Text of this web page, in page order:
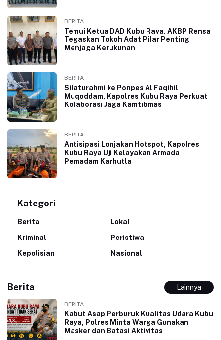
BERITA
Temui Ketua DAD Kubu Raya, AKBP Rensa
Tegaskan Tokoh Adat Pilar Penting
Menjaga Kerukunan
BERITA
Silaturahmi ke Ponpes Al Faqihil
Muqoddam, Kapolres Kubu Raya Perkuat
Kolaborasi Jaga Kamtibmas
BERITA
Antisipasi Lonjakan Hotspot, Kapolres
Kubu Raya Uji Kelayakan Armada
Pemadam Karhutla
Kategori
Berita
Lokal
Kriminal
Peristiwa
Kepolisian
Nasional
Berita Lainnya
BERITA
Kabut Asap Perburuk Kualitas Udara Kubu
Raya, Polres Minta Warga Gunakan
Masker dan Batasi Aktivitas